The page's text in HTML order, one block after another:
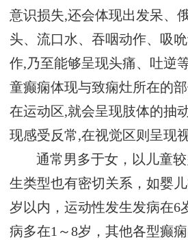
意识损失,还会体现出发呆、
头、流口水、吞咽动作、吸
作,乃至能够呈现头痛、吐逆
童癫痫体现与致痫灶所在的
在运动区,就会呈现肢体的抽
现感受反常,在视觉区则呈现
通常男多于女，以儿童
生类型也有密切关系，如婴
岁以内，运动性发生发病在6
病多在1～8岁，其他各型癫